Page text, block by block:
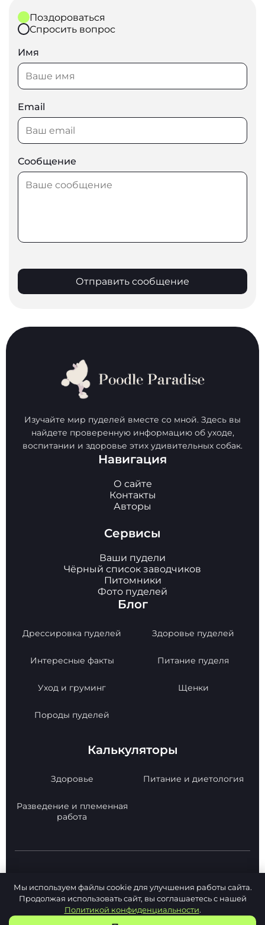
Поздороваться
Спросить вопрос
Имя
Email
Сообщение
Отправить сообщение
Изучайте мир пуделей вместе со мной. Здесь вы
найдете проверенную информацию об уходе,
воспитании и здоровье этих удивительных собак.
Навигация
О сайте
Контакты
Авторы
Сервисы
Ваши пудели
Чёрный список заводчиков
Питомники
Фото пуделей
Блог
Дрессировка пуделей Здоровье пуделей
Интересные факты Питание пуделя
Уход и груминг Щенки
Породы пуделей
Калькуляторы
Здоровье Питание и диетология
Разведение и племенная
работа
Копирование материалов с сайта -
РАЗРЕШЕНО!
Политика конфиденциальности
Мы используем файлы cookie для улучшения работы сайта.
Продолжая использовать сайт, вы соглашаетесь с нашей
Политикой конфиденциальности.